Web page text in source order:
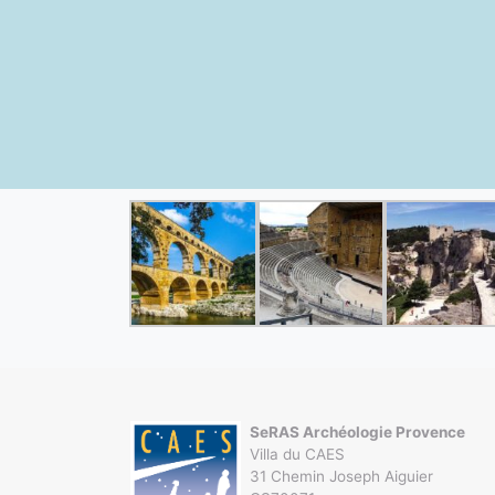
SeRAS Archéologie Provence
Villa du CAES
31 Chemin Joseph Aiguier